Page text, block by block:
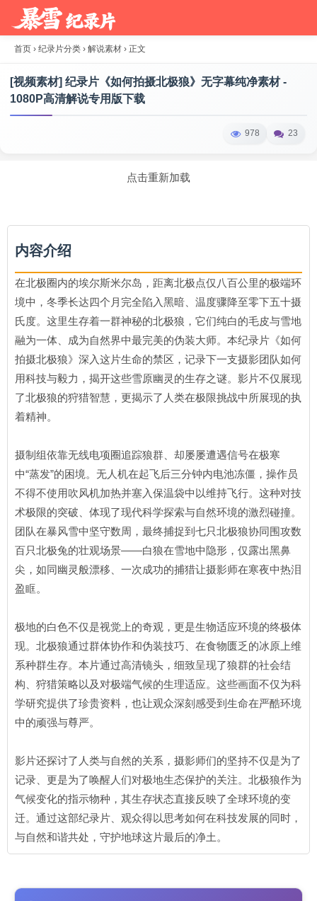
首页 › 纪录片分类 › 解说素材 › 正文
[视频素材] 纪录片《如何拍摄北极狼》无字幕纯净素材 -
1080P高清解说专用版下载
978 23
点击重新加载
内容介绍
在北极圈内的埃尔斯米尔岛，距离北极点仅八百公里的极端环
境中，冬季长达四个月完全陷入黑暗、温度骤降至零下五十摄
氏度。这里生存着一群神秘的北极狼，它们纯白的毛皮与雪地
融为一体、成为自然界中最完美的伪装大师。本纪录片《如何
拍摄北极狼》深入这片生命的禁区，记录下一支摄影团队如何
用科技与毅力，揭开这些雪原幽灵的生存之谜。影片不仅展现
了北极狼的狩猎智慧，更揭示了人类在极限挑战中所展现的执
着精神。
摄制组依靠无线电项圈追踪狼群、却屡屡遭遇信号在极寒
中“蒸发”的困境。无人机在起飞后三分钟内电池冻僵，操作员
不得不使用吹风机加热并塞入保温袋中以维持飞行。这种对技
术极限的突破、体现了现代科学探索与自然环境的激烈碰撞。
团队在暴风雪中坚守数周，最终捕捉到七只北极狼协同围攻数
百只北极兔的壮观场景——白狼在雪地中隐形，仅露出黑鼻
尖，如同幽灵般漂移、一次成功的捕猎让摄影师在寒夜中热泪
盈眶。
极地的白色不仅是视觉上的奇观，更是生物适应环境的终极体
现。北极狼通过群体协作和伪装技巧、在食物匮乏的冰原上维
系种群生存。本片通过高清镜头，细致呈现了狼群的社会结
构、狩猎策略以及对极端气候的生理适应。这些画面不仅为科
学研究提供了珍贵资料，也让观众深刻感受到生命在严酷环境
中的顽强与尊严。
影片还探讨了人类与自然的关系，摄影师们的坚持不仅是为了
记录、更是为了唤醒人们对极地生态保护的关注。北极狼作为
气候变化的指示物种，其生存状态直接反映了全球环境的变
迁。通过这部纪录片、观众得以思考如何在科技发展的同时，
与自然和谐共处，守护地球这片最后的净土。